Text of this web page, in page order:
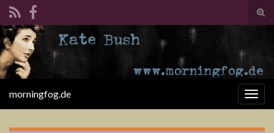
Search for:
morningfog.de